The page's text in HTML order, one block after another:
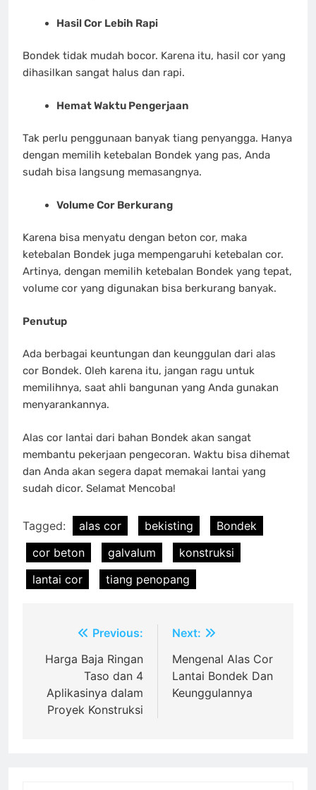
Hasil Cor Lebih Rapi
Bondek tidak mudah bocor. Karena itu, hasil cor yang
dihasilkan sangat halus dan rapi.
Hemat Waktu Pengerjaan
Tak perlu penggunaan banyak tiang penyangga. Hanya
dengan memilih ketebalan Bondek yang pas, Anda
sudah bisa langsung memasangnya.
Volume Cor Berkurang
Karena bisa menyatu dengan beton cor, maka
ketebalan Bondek juga mempengaruhi ketebalan cor.
Artinya, dengan memilih ketebalan Bondek yang tepat,
volume cor yang digunakan bisa berkurang banyak.
Penutup
Ada berbagai keuntungan dan keunggulan dari alas
cor Bondek. Oleh karena itu, jangan ragu untuk
memilihnya, saat ahli bangunan yang Anda gunakan
menyarankannya.
Alas cor lantai dari bahan Bondek akan sangat
membantu pekerjaan pengecoran. Waktu bisa dihemat
dan Anda akan segera dapat memakai lantai yang
sudah dicor. Selamat Mencoba!
Tagged: alas cor bekisting
Bondek
cor beton
galvalum
konstruksi
lantai cor
tiang penopang
navigation
Previous:
Harga Baja Ringan
Taso dan 4
Aplikasinya dalam
Proyek Konstruksi
Next:
Mengenal Alas Cor
Lantai Bondek Dan
Keunggulannya